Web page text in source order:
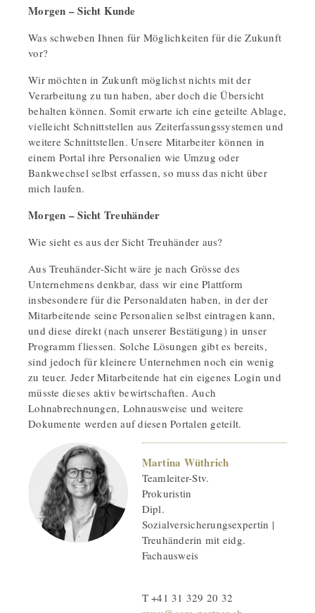
Morgen – Sicht Kunde
Was schweben Ihnen für Möglichkeiten für die Zukunft
vor?
Wir möchten in Zukunft möglichst nichts mit der
Verarbeitung zu tun haben, aber doch die Übersicht
behalten können. Somit erwarte ich eine geteilte Ablage,
vielleicht Schnittstellen aus Zeiterfassungssystemen und
weitere Schnittstellen. Unsere Mitarbeiter können in
einem Portal ihre Personalien wie Umzug oder
Bankwechsel selbst erfassen, so muss das nicht über
mich laufen.
Morgen – Sicht Treuhänder
Wie sieht es aus der Sicht Treuhänder aus?
Aus Treuhänder-Sicht wäre je nach Grösse des
Unternehmens denkbar, dass wir eine Plattform
insbesondere für die Personaldaten haben, in der der
Mitarbeitende seine Personalien selbst eintragen kann,
und diese direkt (nach unserer Bestätigung) in unser
Programm fliessen. Solche Lösungen gibt es bereits,
sind jedoch für kleinere Unternehmen noch ein wenig
zu teuer. Jeder Mitarbeitende hat ein eigenes Login und
müsste dieses aktiv bewirtschaften. Auch
Lohnabrechnungen, Lohnausweise und weitere
Dokumente werden auf diesen Portalen geteilt.
Martina Wüthrich
Teamleiter-Stv.
Prokuristin
Dipl.
Sozialversicherungsexpertin |
Treuhänderin mit eidg.
Fachausweis
T +41 31 329 20 32